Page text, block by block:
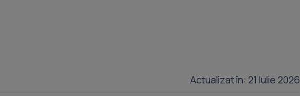
Actualizat în: 21 Iulie 2026